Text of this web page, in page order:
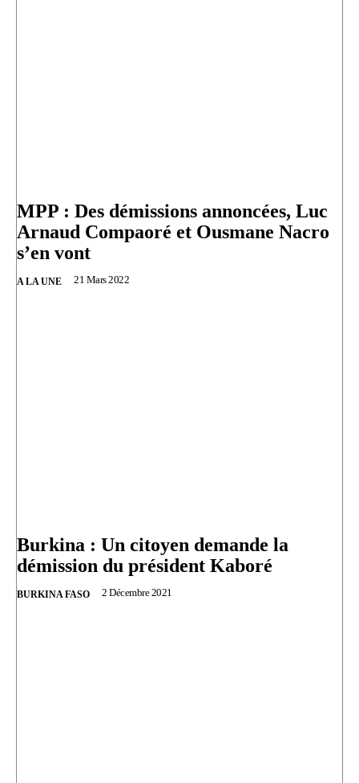
MPP : Des démissions annoncées, Luc
Arnaud Compaoré et Ousmane Nacro
s’en vont
A LA UNE 21 Mars 2022
Burkina : Un citoyen demande la
démission du président Kaboré
BURKINA FASO 2 Décembre 2021